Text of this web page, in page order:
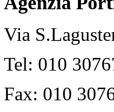
Via
Tel: 010
Fax: 010